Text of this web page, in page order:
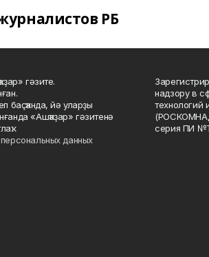
РБ
гәзите.
баҫҡанда, йә уларҙы
«Ашҡаҙар» гәзитенә
данных
надзору в
технологий
серия ПИ